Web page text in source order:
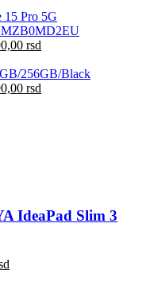
15 Pro 5G
rsd
256GB/Black
rsd
IdeaPad Slim 3